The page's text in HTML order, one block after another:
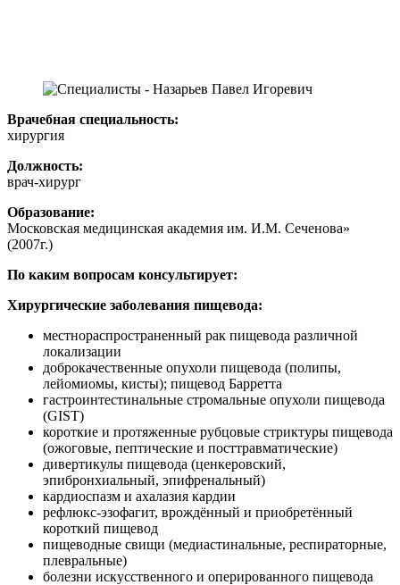
Врачебная специальность:
хирургия
Должность:
врач-хирург
Образование:
Московская медицинская академия им. И.М. Сеченова»
(2007г.)
По каким вопросам консультирует:
Хирургические заболевания пищевода:
местнораспространенный рак пищевода различной
локализации
доброкачественные опухоли пищевода (полипы,
лейомиомы, кисты); пищевод Барретта
гастроинтестинальные стромальные опухоли пищевода
(GIST)
короткие и протяженные рубцовые стриктуры пищевода
(ожоговые, пептические и посттравматические)
дивертикулы пищевода (ценкеровский,
эпибронхиальный, эпифренальный)
кардиоспазм и ахалазия кардии
рефлюкс-эзофагит, врождённый и приобретённый
короткий пищевод
пищеводные свищи (медиастинальные, респираторные,
плевральные)
болезни искусственного и оперированного пищевода